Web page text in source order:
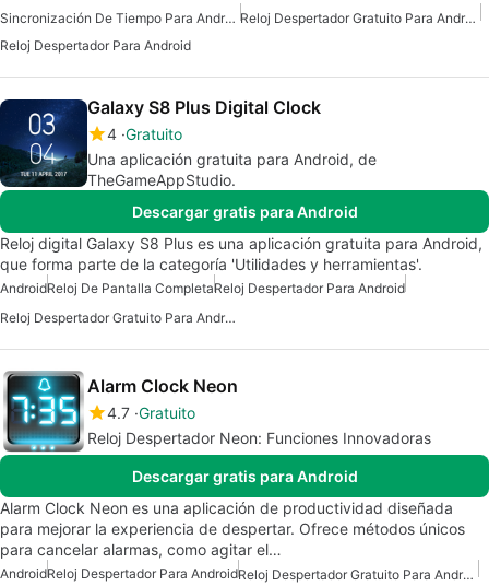
Sincronización De Tiempo Para Android
Reloj Despertador Gratuito Para Android
Reloj Despertador Para Android
Galaxy S8 Plus Digital Clock
4 Gratuito
Una aplicación gratuita para Android, de
TheGameAppStudio.
Descargar gratis para Android
Reloj digital Galaxy S8 Plus es una aplicación gratuita para Android,
que forma parte de la categoría 'Utilidades y herramientas'.
AndroidReloj De Pantalla CompletaReloj Despertador Para Android
Reloj Despertador Gratuito Para Android
Alarm Clock Neon
4.7 Gratuito
Reloj Despertador Neon: Funciones Innovadoras
Descargar gratis para Android
Alarm Clock Neon es una aplicación de productividad diseñada
para mejorar la experiencia de despertar. Ofrece métodos únicos
para cancelar alarmas, como agitar el…
AndroidReloj Despertador Para Android
Reloj Despertador Gratuito Para Android